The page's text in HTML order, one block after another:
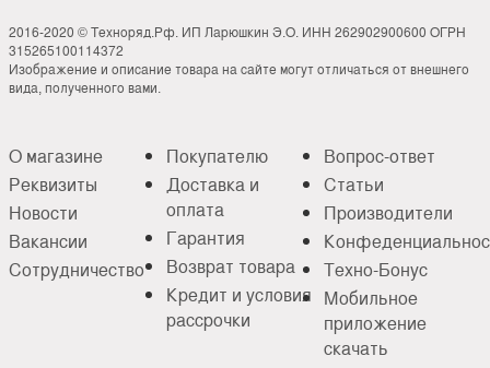
2016-2020 © Техноряд.Рф. ИП Ларюшкин Э.О. ИНН 262902900600 ОГРН
315265100114372
Изображение и описание товара на сайте могут отличаться от внешнего
вида, полученного вами.
О магазине
Реквизиты
Новости
Вакансии
Сотрудничество
Покупателю
Доставка и
оплата
Гарантия
Возврат товара
Кредит и условия
рассрочки
Вопрос-ответ
Статьи
Производители
Техно-Бонус
Мобильное
приложение
скачать